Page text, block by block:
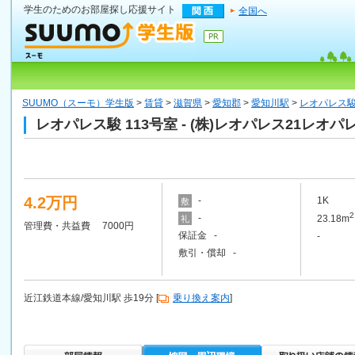
学生のためのお部屋探し応援サイト 全国へ
SUUMO（スーモ）学生版 > 賃貸 > 滋賀県 > 愛知郡 > 愛知川駅 > レオパレス
レオパレス駿 113号室 - (株)レオパレス21レオパ
4.2万円
管理費・共益費 7000円
敷 -
礼
-
保証金 -
敷引・償却 -
1K
23.18m2
-
近江鉄道本線/愛知川駅 歩19分 [ 乗り換え案内]